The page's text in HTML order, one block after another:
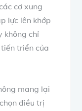
cơ xung
lực lên khớp
không chỉ
triển của
mang lại
điều trị